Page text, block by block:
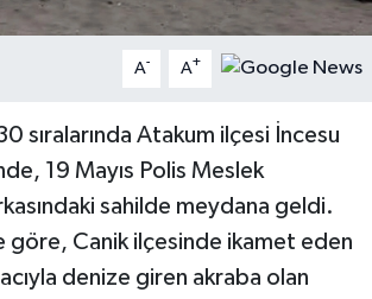
A- A+
sıralarında Atakum ilçesi İncesu
19 Mayıs Polis Meslek
sahilde meydana geldi.
göre, Canik ilçesinde ikamet eden
denize giren akraba olan